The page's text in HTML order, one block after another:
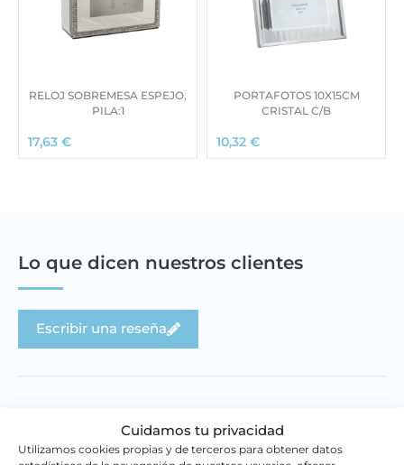
Cuidamos tu privacidad
Utilizamos cookies propias y de terceros para obtener datos
RELOJ SOBREMESA ESPEJO,
PILA:1
17,63 €
PORTAFOTOS 10X15CM
CRISTAL C/B
10,32 €
Lo que dicen nuestros clientes
Escribir una reseña